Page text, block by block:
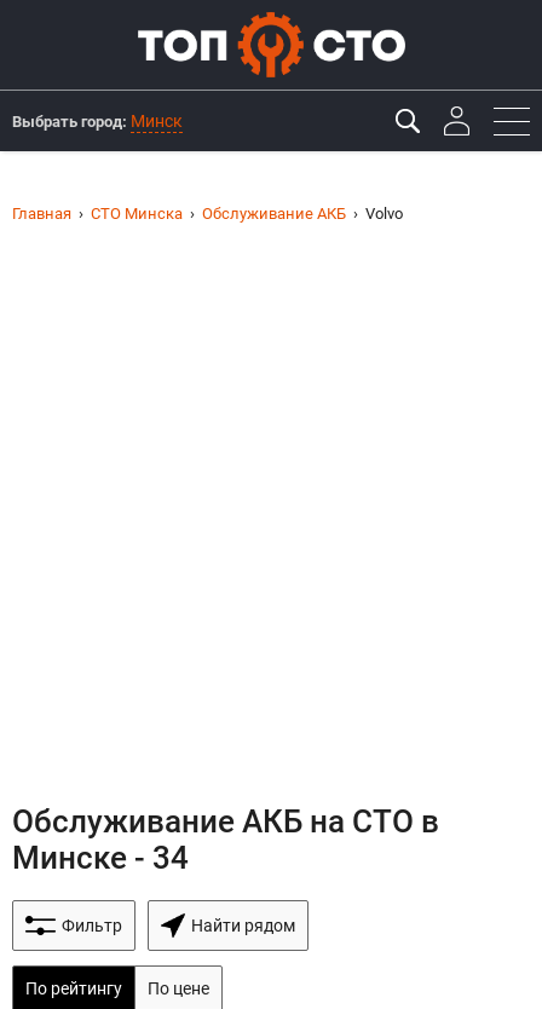
Выбрать город: Минск
Главная СТО Минска Обслуживание АКБ Volvo
Обслуживание АКБ на СТО в
Минске - 34
Фильтр Найти рядом
По рейтингу По цене